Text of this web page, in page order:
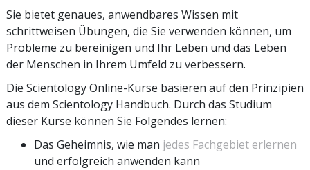
Sie bietet genaues, anwendbares Wissen mit
schrittweisen Übungen, die Sie verwenden können, um
Probleme zu bereinigen und Ihr Leben und das Leben
der Menschen in Ihrem Umfeld zu verbessern.
Die Scientology Online-Kurse basieren auf den Prinzipien
aus dem Scientology Handbuch. Durch das Studium
dieser Kurse können Sie Folgendes lernen:
Das Geheimnis, wie man jedes Fachgebiet erlernen
und erfolgreich anwenden kann